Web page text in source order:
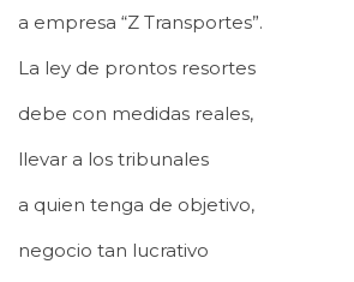
a empresa “Z Transportes”.
La ley de prontos resortes
debe con medidas reales,
llevar a los tribunales
a quien tenga de objetivo,
negocio tan lucrativo